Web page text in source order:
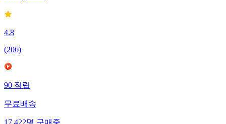
4.8
(206)
90 적립
무료배송
17,422명 구매중